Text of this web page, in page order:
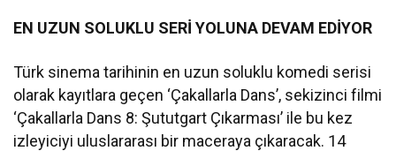
EN UZUN SOLUKLU SERİ YOLUNA DEVAM EDİYOR
Türk sinema tarihinin en uzun soluklu komedi serisi
olarak kayıtlara geçen ‘Çakallarla Dans’, sekizinci filmi
‘Çakallarla Dans 8: Şututgart Çıkarması’ ile bu kez
izleyiciyi uluslararası bir maceraya çıkaracak. 14